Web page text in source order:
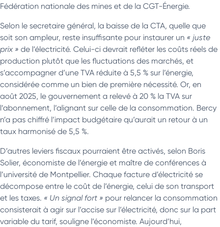
Fédération nationale des mines et de la CGT-Énergie.
Selon le secretaire général, la baisse de la CTA, quelle que
soit son ampleur, reste insuffisante pour instaurer un « juste
prix » de l’électricité. Celui-ci devrait refléter les coûts réels de
production plutôt que les fluctuations des marchés, et
s’accompagner d’une TVA réduite à 5,5 % sur l’énergie,
considérée comme un bien de première nécessité. Or, en
août 2025, le gouvernement a relevé à 20 % la TVA sur
l’abonnement, l’alignant sur celle de la consommation. Bercy
n’a pas chiffré l’impact budgétaire qu’aurait un retour à un
taux harmonisé de 5,5 %.
D’autres leviers fiscaux pourraient être activés, selon Boris
Solier, économiste de l’énergie et maître de conférences à
l’université de Montpellier. Chaque facture d’électricité se
décompose entre le coût de l’énergie, celui de son transport
et les taxes. « Un signal fort » pour relancer la consommation
consisterait à agir sur l’accise sur l’électricité, donc sur la part
variable du tarif, souligne l’économiste. Aujourd’hui,